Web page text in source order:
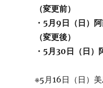
（変更前）
・5月9日（日）
（変更後）
・5月30日（日）
※5月16日（日）